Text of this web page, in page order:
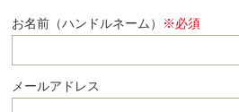
お名前（ハンドルネーム） ※必須
メールアドレス